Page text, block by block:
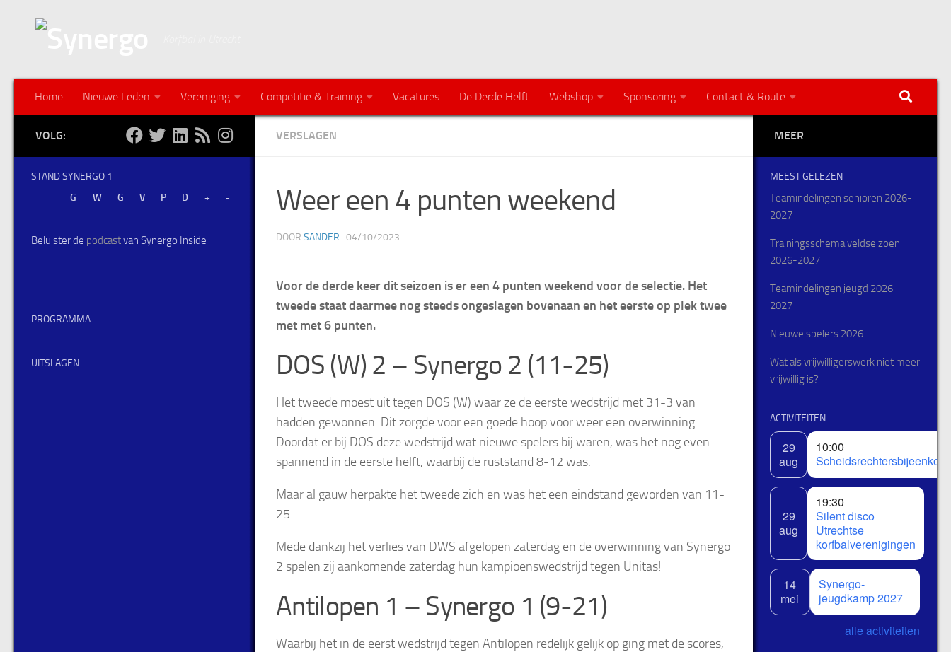
Home Nieuwe Leden Vereniging Competitie & Training Vacatures De Derde Helft Webshop Sponsoring Contact & Route
VERSLAGEN
Weer een 4 punten weekend
DOOR SANDER · 04/10/2023
Voor de derde keer dit seizoen is er een 4 punten weekend voor de selectie. Het
tweede staat daarmee nog steeds ongeslagen bovenaan en het eerste op plek twee
met met 6 punten.
DOS (W) 2 – Synergo 2 (11-25)
Het tweede moest uit tegen DOS (W) waar ze de eerste wedstrijd met 31-3 van
hadden gewonnen. Dit zorgde voor een goede hoop voor weer een overwinning.
Doordat er bij DOS deze wedstrijd wat nieuwe spelers bij waren, was het nog even
spannend in de eerste helft, waarbij de ruststand 8-12 was.
Maar al gauw herpakte het tweede zich en was het een eindstand geworden van 11-
25.
Mede dankzij het verlies van DWS afgelopen zaterdag en de overwinning van Synergo
2 spelen zij aankomende zaterdag hun kampioenswedstrijd tegen Unitas!
Antilopen 1 – Synergo 1 (9-21)
Waarbij het in de eerst wedstrijd tegen Antilopen redelijk gelijk op ging met de scores,
VOLG:
STAND SYNERGO 1
Beluister de podcastvan Synergo Inside
PROGRAMMA
UITSLAGEN
MEER
MEEST GELEZEN
Teamindelingen senioren 2026-
2027
Trainingsschema veldseizoen
2026-2027
Teamindelingen jeugd 2026-
2027
Nieuwe spelers 2026
Wat als vrijwilligerswerk niet meer
vrijwillig is?
ACTIVITEITEN
29
aug
10:00
29
aug
19:30
Silent disco
Utrechtse
korfbalverenigingen
14
mei
Synergo-
jeugdkamp 2027
alle activiteiten